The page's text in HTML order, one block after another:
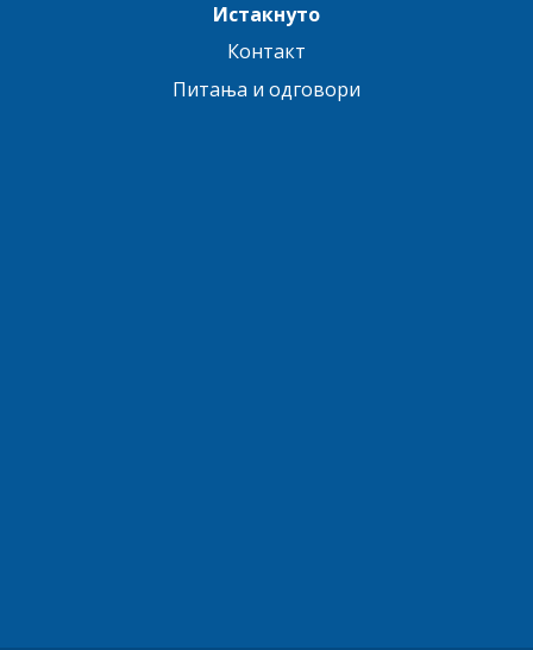
Истакнуто
Контакт
Питања и одговори